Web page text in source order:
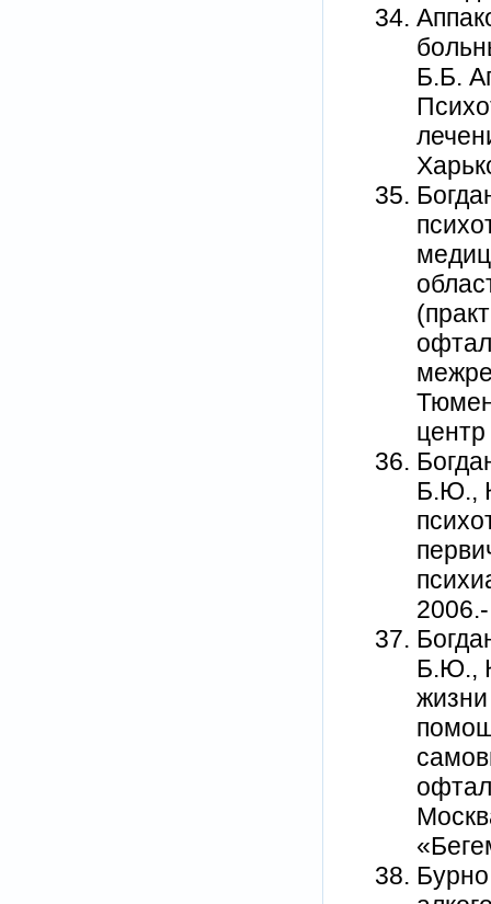
Б.Б.
Б.Ю.,
Б.Ю.,